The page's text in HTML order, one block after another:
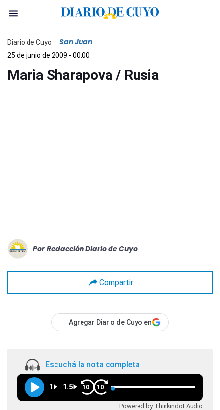
Diario de Cuyo San Juan
25 de junio de 2009 - 00:00
Maria Sharapova / Rusia
Por Redacción Diario de Cuyo
Compartir
Agregar Diario de Cuyo en
Escuchá la nota completa
1 1.5 10 10
Powered by Thinkindot Audio